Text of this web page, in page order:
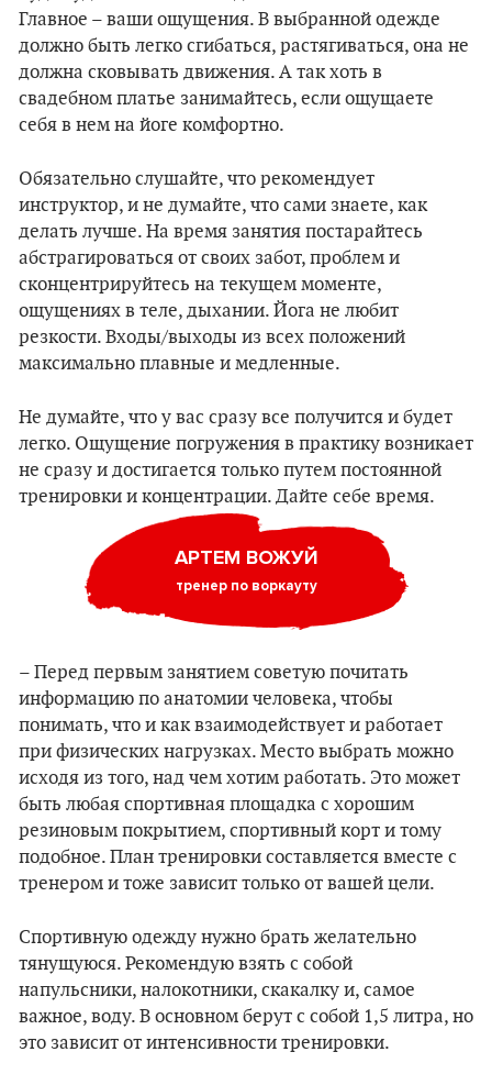
Главное – ваши ощущения. В выбранной одежде
должно быть легко сгибаться, растягиваться, она не
должна сковывать движения. А так хоть в
свадебном платье занимайтесь, если ощущаете
себя в нем на йоге комфортно.
Обязательно слушайте, что рекомендует
инструктор, и не думайте, что сами знаете, как
делать лучше. На время занятия постарайтесь
абстрагироваться от своих забот, проблем и
сконцентрируйтесь на текущем моменте,
ощущениях в теле, дыхании. Йога не любит
резкости. Входы/выходы из всех положений
максимально плавные и медленные.
Не думайте, что у вас сразу все получится и будет
легко. Ощущение погружения в практику возникает
не сразу и достигается только путем постоянной
тренировки и концентрации. Дайте себе время.
АРТЕМ ВОЖУЙ
тренер по воркауту
– Перед первым занятием советую почитать
информацию по анатомии человека, чтобы
понимать, что и как взаимодействует и работает
при физических нагрузках. Место выбрать можно
исходя из того, над чем хотим работать. Это может
быть любая спортивная площадка с хорошим
резиновым покрытием, спортивный корт и тому
подобное. План тренировки составляется вместе с
тренером и тоже зависит только от вашей цели.
Спортивную одежду нужно брать желательно
тянущуюся. Рекомендую взять с собой
напульсники, налокотники, скакалку и, самое
важное, воду. В основном берут с собой 1,5 литра, но
это зависит от интенсивности тренировки.